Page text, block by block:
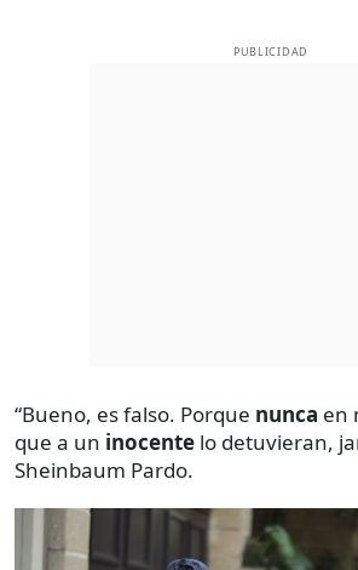
PUBLICIDAD
“Bueno, es falso. Porque nunca en
que a un inocente lo detuvieran,
Sheinbaum Pardo.